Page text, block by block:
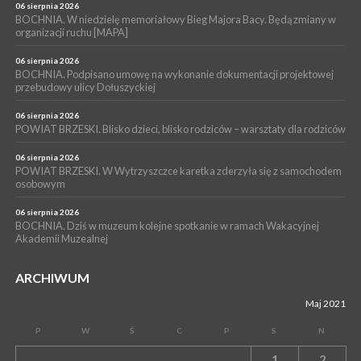
muzyki [PROGRAM KONCERTÓW]
SPORT
BOCHNIA. W niedzielę XXXII Memoriałowy Bieg Majora Bacy!
06 sierpnia 2026
BOCHNIA. W niedzielę memoriałowy Bieg Majora Bacy. Będą zmiany w
organizacji ruchu [MAPA]
06 sierpnia 2026
BOCHNIA. Podpisano umowę na wykonanie dokumentacji projektowej
przebudowy ulicy Dołuszyckiej
06 sierpnia 2026
POWIAT BRZESKI. Blisko dzieci, blisko rodziców – warsztaty dla rodziców
06 sierpnia 2026
POWIAT BRZESKI. W Wytrzyszczce karetka zderzyła się z samochodem
osobowym
06 sierpnia 2026
BOCHNIA. Dziś w muzeum kolejne spotkanie w ramach Wakacyjnej
Akademii Muzealnej
ARCHIWUM
Maj 2021
P W Ś C P S N